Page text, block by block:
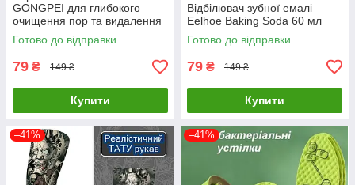
GONGPEI для глибокого
очищення пор та видалення
чорних цяток, 60 г
Готово до відправки
79 ₴ 149 ₴
Купити
Відбілювач зубної емалі
Eelhoe Baking Soda 60 мл
Готово до відправки
79 ₴ 149 ₴
Купити
–41% –41%